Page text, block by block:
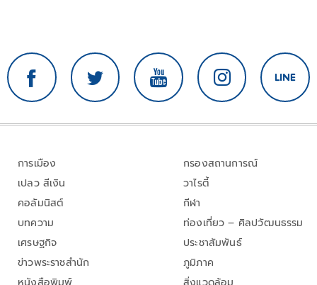
การเมือง
เปลว สีเงิน
คอลัมนิสต์
บทความ
เศรษฐกิจ
ข่าวพระราชสำนัก
กรองสถานการณ์
วาไรตี้
กีฬา
ท่องเที่ยว – ศิลปวัฒนธรรม
ประชาสัมพันธ์
ภูมิภาค